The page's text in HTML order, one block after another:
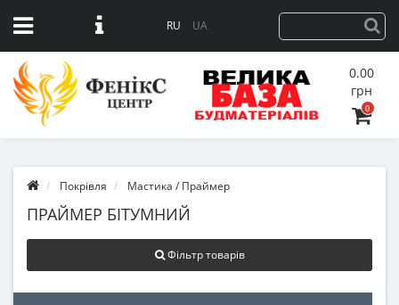
RU UA
0.00
грн
0
Покрівля Мастика / Праймер
ПРАЙМЕР БІТУМНИЙ
Фільтр товарів